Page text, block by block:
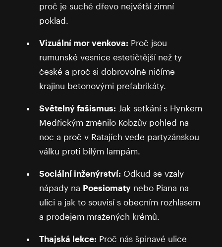
proč je suché dřevo největší zimní
poklad.
Vizuální mor venkova: Proč jsou
rumunské vesnice estetičtější než ty
české a proč si dobrovolně ničíme
krajinu betonovými prefabrikáty.
Světelný fašismus: Jak setkání s Hynkem
Medřickým změnilo Kobzův pohled na
noc a proč v Ratajích vede partyzánskou
válku proti bílým lampám.
Sociální inženýrství: Odkud se vzaly
nápady na Poesiomatynebo Piana na
ulici a jak to souvisí s obecním rozhlasem
a prodejem mražených krémů.
Thajská lekce: Proč nás špinavé ulice